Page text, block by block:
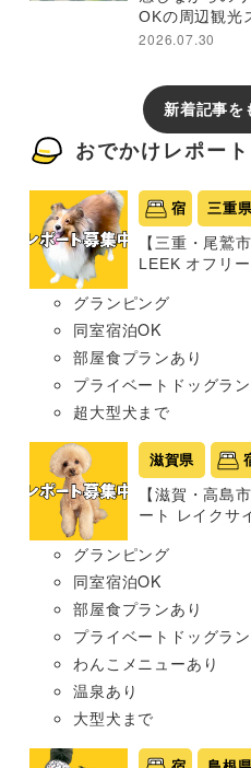
OKの周辺観光
2026.07.30
新着記事を
おでかけレポート
宿 三重
【三重・尾鷲
LEEK オフリー
グランピング
同室宿泊OK
部屋食プランあり
プライベートドッグラ
超大型犬まで
滋賀県
【滋賀・高島
ート レイクサ
グランピング
同室宿泊OK
部屋食プランあり
プライベートドッグラ
わんこメニューあり
温泉あり
大型犬まで